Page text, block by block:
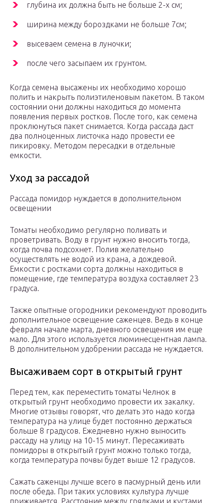
глубина их должна быть не больше 2-х см;
ширина между бороздками не больше 7см;
высеваем семена в луночки;
после чего засыпаем их грунтом.
Когда семена высажены их необходимо хорошо
полить и накрыть полиэтиленовым пакетом. В таком
состоянии они должны находиться до момента
появления первых ростков. После того, как семена
проклюнуться пакет снимается. Когда рассада даст
два полноценных листочка надо провести ее
пикировку. Методом пересадки в отдельные
емкости.
Уход за рассадой
Рассада помидор нуждается в дополнительном
освещении
Томаты необходимо регулярно поливать и
проветривать. Воду в грунт нужно вносить тогда,
когда почва подсохнет. Полив желательно
осуществлять не водой из крана, а дождевой.
Емкости с ростками сорта должны находиться в
помещение, где температура воздуха составляет 23
градуса.
Также опытные огородники рекомендуют проводить
дополнительное освещение саженцев. Ведь в конце
февраля начале марта, дневного освещения им еще
мало. Для этого используется люминесцентная лампа.
В дополнительном удобрении рассада не нуждается.
Высаживаем сорт в открытый грунт
Перед тем, как переместить томаты Челнок в
открытый грунт необходимо провести их закалку.
Многие отзывы говорят, что делать это надо когда
температура на улице будет постоянно держаться
больше 8 градусов. Ежедневно нужно выносить
рассаду на улицу на 10-15 минут. Пересаживать
помидоры в открытый грунт можно только тогда,
когда температура почвы будет выше 12 градусов.
Сажать саженцы лучше всего в пасмурный день или
после обеда. При таких условиях культура лучше
приживается. Расстояние между грядками и кустами